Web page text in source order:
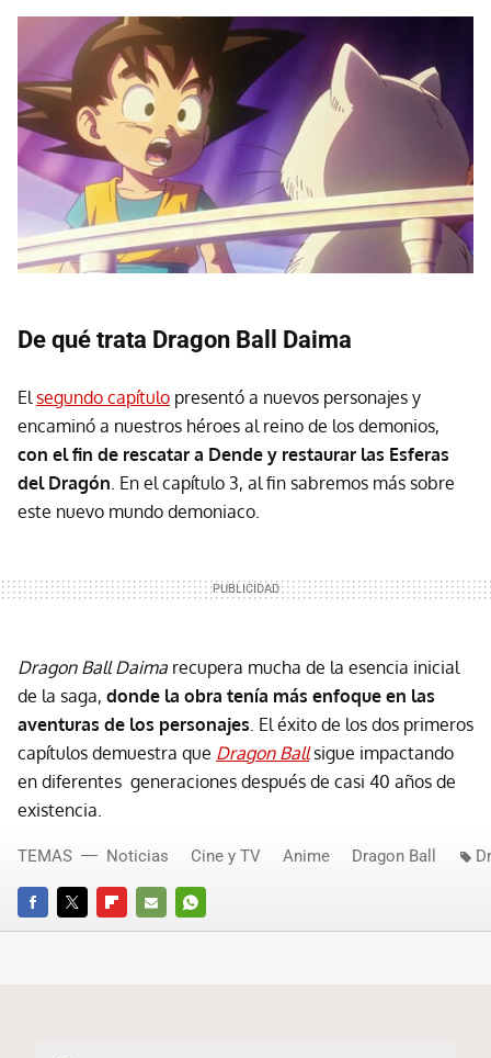
De qué trata Dragon Ball Daima
Elsegundo capítulo presentó a nuevos personajes y
encaminó a nuestros héroes al reino de los demonios,
con el fin de rescatar a Dende y restaurar las Esferas
del Dragón. En el capítulo 3, al fin sabremos más sobre
este nuevo mundo demoniaco.
Dragon Ball Daima recupera mucha de la esencia inicial
de la saga, donde la obra tenía más enfoque en las
aventuras de los personajes. El éxito de los dos primeros
capítulos demuestra que Dragon Ballsigue impactando
en diferentes generaciones después de casi 40 años de
existencia.
FACEBOOKTWITTERFLIPBOARD
E-
WHATSAPP
TEMAS Noticias Cine y TV Anime Dragon Ball